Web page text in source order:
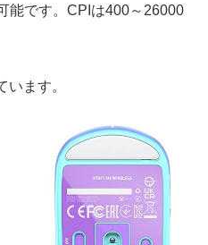
能です。CPIは400～26000
ます。